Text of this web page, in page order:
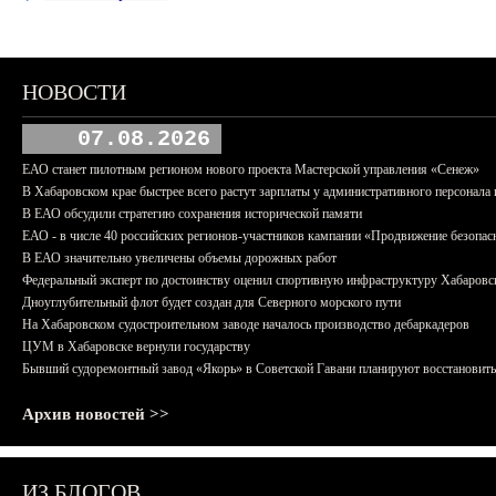
НОВОСТИ
07.08.2026
ЕАО станет пилотным регионом нового проекта Мастерской управления «Сенеж»
В Хабаровском крае быстрее всего растут зарплаты у административного персонала
В ЕАО обсудили стратегию сохранения исторической памяти
ЕАО - в числе 40 российских регионов-участников кампании «Продвижение
В ЕАО значительно увеличены объемы дорожных работ
Федеральный эксперт по достоинству оценил спортивную инфраструктуру
Дноуглубительный флот будет создан для Северного морского пути
На Хабаровском судостроительном заводе началось производство дебаркадеров
ЦУМ в Хабаровске вернули государству
Бывший судоремонтный завод «Якорь» в Советской Гавани планируют восстановить
Архив новостей >>